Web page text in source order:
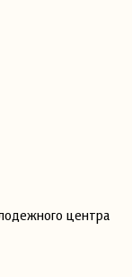
центра